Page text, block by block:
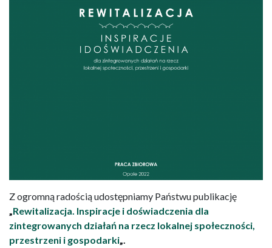
Z ogromną radością udostępniamy Państwu publikację
„Rewitalizacja. Inspiracje i doświadczenia dla
zintegrowanych działań na rzecz lokalnej społeczności,
przestrzeni i gospodarki„.